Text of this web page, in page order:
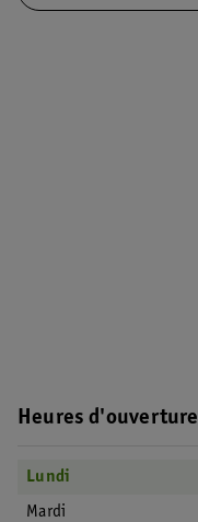
Heures d'ouverture
Lundi
Mardi